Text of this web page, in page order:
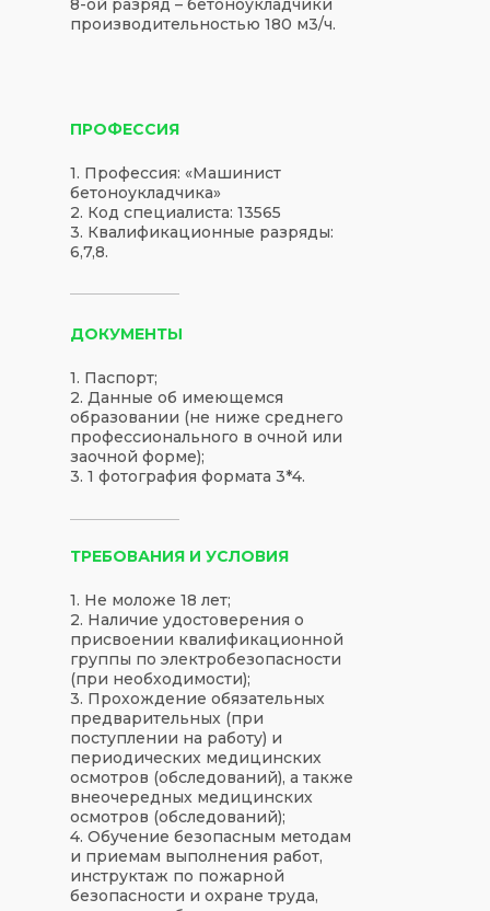
8-ой разряд – бетоноукладчики
производительностью 180 м3/ч.
ПРОФЕССИЯ
ДОКУМЕНТЫ
ТРЕБОВАНИЯ И УСЛОВИЯ
1. Профессия: «Машинист
бетоноукладчика»
2. Код специалиста: 13565
3. Квалификационные разряды:
6,7,8.
1. Паспорт;
2. Данные об имеющемся
образовании (не ниже среднего
профессионального в очной или
заочной форме);
3. 1 фотография формата 3*4.
1. Не моложе 18 лет;
2. Наличие удостоверения о
присвоении квалификационной
группы по электробезопасности
(при необходимости);
3. Прохождение обязательных
предварительных (при
поступлении на работу) и
периодических медицинских
осмотров (обследований), а также
внеочередных медицинских
осмотров (обследований);
4. Обучение безопасным методам
и приемам выполнения работ,
инструктаж по пожарной
безопасности и охране труда,